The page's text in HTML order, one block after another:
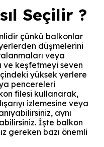
Seçilir ?
çünkü balkonlar
düşmelerini
veya
ve keşfetmeyi seven
yüksek yerlere
pencereleri
filesi kullanarak,
izlemesine veya
aynı
İşte balkon
gereken bazı önemli